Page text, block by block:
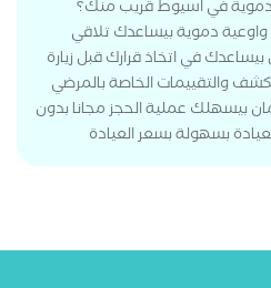
دموية في اسيوط قريب منك؟
دموية بيساعدك تلاقي
في اتخاذ قرارك قبل زيارة
والتقييمات الخاصة بالمرضي
بيسهلك عملية الحجز مجانا بدون
بسهولة بسعر العيادة